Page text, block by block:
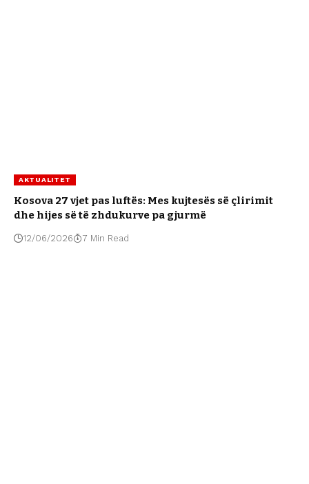
AKTUALITET
Kosova 27 vjet pas luftës: Mes kujtesës së çlirimit
dhe hijes së të zhdukurve pa gjurmë
12/06/2026 7 Min Read